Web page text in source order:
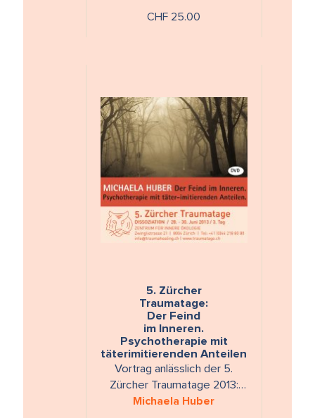
CHF 25.00
5. Zürcher
Traumatage:
Der Feind
im Inneren.
Psychotherapie mit
täterimitierenden Anteilen
Vortrag anlässlich der 5.
Zürcher Traumatage 2013:
"DISSOZIATION"
Michaela Huber